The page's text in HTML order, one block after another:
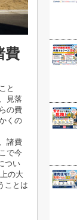
費
と
見落
の費
くの
諸費
で今
つい
の大
ことは